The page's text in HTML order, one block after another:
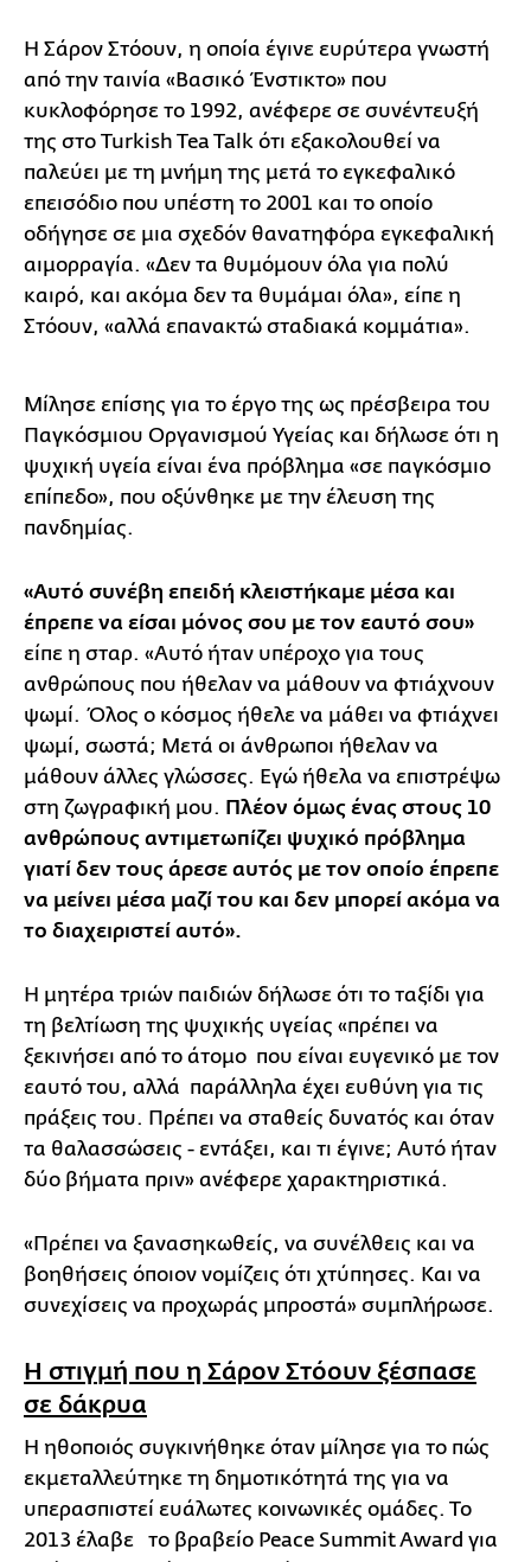
Η Σάρον Στόουν, η οποία έγινε ευρύτερα γνωστή
από την ταινία «Βασικό Ένστικτο» που
κυκλοφόρησε το 1992, ανέφερε σε συνέντευξή
της στο Turkish Tea Talk ότι εξακολουθεί να
παλεύει με τη μνήμη της μετά το εγκεφαλικό
επεισόδιο που υπέστη το 2001 και το οποίο
οδήγησε σε μια σχεδόν θανατηφόρα εγκεφαλική
αιμορραγία. «Δεν τα θυμόμουν όλα για πολύ
καιρό, και ακόμα δεν τα θυμάμαι όλα», είπε η
Στόουν, «αλλά επανακτώ σταδιακά κομμάτια».
Μίλησε επίσης για το έργο της ως πρέσβειρα του
Παγκόσμιου Οργανισμού Υγείας και δήλωσε ότι η
ψυχική υγεία είναι ένα πρόβλημα «σε παγκόσμιο
επίπεδο», που οξύνθηκε με την έλευση της
πανδημίας.
«Αυτό συνέβη επειδή κλειστήκαμε μέσα και
έπρεπε να είσαι μόνος σου με τον εαυτό σου»
είπε η σταρ. «Αυτό ήταν υπέροχο για τους
ανθρώπους που ήθελαν να μάθουν να φτιάχνουν
ψωμί. Όλος ο κόσμος ήθελε να μάθει να φτιάχνει
ψωμί, σωστά; Μετά οι άνθρωποι ήθελαν να
μάθουν άλλες γλώσσες. Εγώ ήθελα να επιστρέψω
στη ζωγραφική μου. Πλέον όμως ένας στους 10
ανθρώπους αντιμετωπίζει ψυχικό πρόβλημα
γιατί δεν τους άρεσε αυτός με τον οποίο έπρεπε
να μείνει μέσα μαζί του και δεν μπορεί ακόμα να
το διαχειριστεί αυτό».
Η μητέρα τριών παιδιών δήλωσε ότι το ταξίδι για
τη βελτίωση της ψυχικής υγείας «πρέπει να
ξεκινήσει από το άτομο που είναι ευγενικό με τον
εαυτό του, αλλά παράλληλα έχει ευθύνη για τις
πράξεις του. Πρέπει να σταθείς δυνατός και όταν
τα θαλασσώσεις - εντάξει, και τι έγινε; Αυτό ήταν
δύο βήματα πριν» ανέφερε χαρακτηριστικά.
«Πρέπει να ξανασηκωθείς, να συνέλθεις και να
βοηθήσεις όποιον νομίζεις ότι χτύπησες. Και να
συνεχίσεις να προχωράς μπροστά» συμπλήρωσε.
Η στιγμή που η Σάρον Στόουν ξέσπασε
σε δάκρυα
Η ηθοποιός συγκινήθηκε όταν μίλησε για το πώς
εκμεταλλεύτηκε τη δημοτικότητά της για να
υπερασπιστεί ευάλωτες κοινωνικές ομάδες. Το
2013 έλαβε το βραβείο Peace Summit Award για